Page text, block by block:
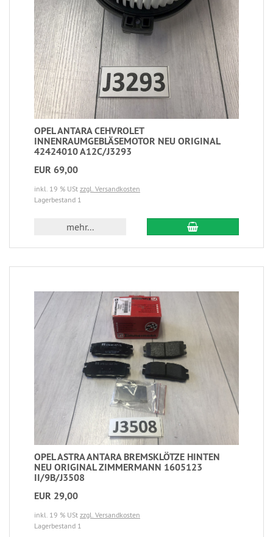
OPEL ANTARA CEHVROLET
INNENRAUMGEBLÄSEMOTOR NEU ORIGINAL
42424010 A12C/J3293
EUR 69,00
inkl. 19 % USt zzgl. Versandkosten
Lagerbestand 1
mehr...
OPEL ASTRA ANTARA BREMSKLÖTZE HINTEN
NEU ORIGINAL ZIMMERMANN 1605123
II/9B/J3508
EUR 29,00
inkl. 19 % USt zzgl. Versandkosten
Lagerbestand 1